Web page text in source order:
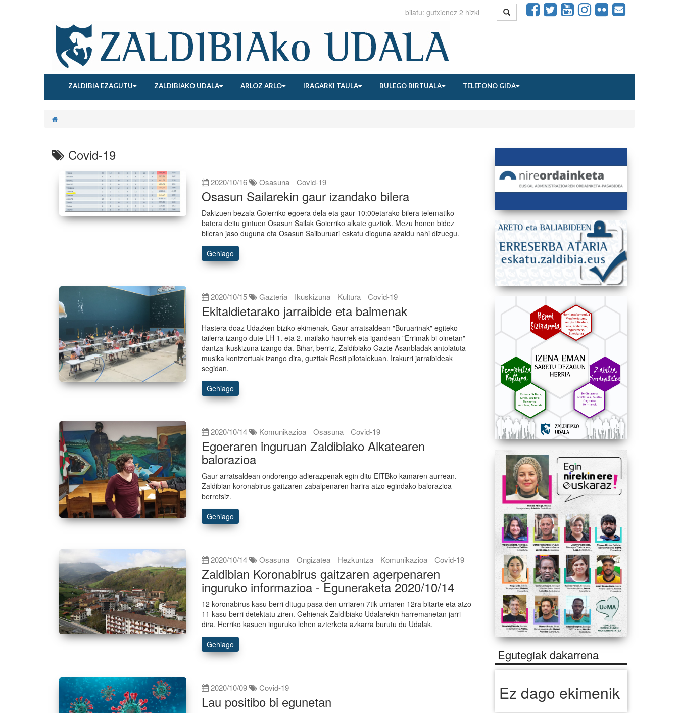
ZALDIBIA EZAGUTU ZALDIBIAKO UDALA ARLOZ ARLO IRAGARKI TAULA BULEGO BIRTUALA TELEFONO GIDA
Covid-19
2020/10/16 Osasuna Covid-19
Osasun Sailarekin gaur izandako bilera
Dakizuen bezala Goierriko egoera dela eta gaur 10:00etarako bilera telematiko
batera deitu gintuen Osasun Sailak Goierriko alkate guztiok. Mezu honen bidez
bileran jaso duguna eta Osasun Sailburuari eskatu dioguna azaldu nahi dizuegu.
Gehiago
2020/10/15 Gazteria Ikuskizuna Kultura Covid-19
Ekitaldietarako jarraibide eta baimenak
Hastera doaz Udazken biziko ekimenak. Gaur arratsaldean "Buruarinak" egiteko
tailerra izango dute LH 1. eta 2. mailako haurrek eta igandean "Errimak bi oinetan"
dantza ikuskizuna izango da. Bihar, berriz, Zaldibiako Gazte Asanbladak antolatuta
musika kontzertuak izango dira, guztiak Resti pilotalekuan. Irakurri jarraibideak
segidan.
Gehiago
2020/10/14 Komunikazioa Osasuna Covid-19
Egoeraren inguruan Zaldibiako Alkatearen
balorazioa
Gaur arratsaldean ondorengo adierazpenak egin ditu EITBko kamaren aurrean.
Zaldibian koronabirus gaitzaren zabalpenaren harira atzo egindako balorazioa
berretsiz.
Gehiago
2020/10/14 Osasuna Ongizatea Hezkuntza Komunikazioa Covid-19
Zaldibian Koronabirus gaitzaren agerpenaren
inguruko informazioa - Eguneraketa 2020/10/14
12 koronabirus kasu berri ditugu pasa den urriaren 7tik urriaren 12ra bitarte eta atzo
11 kasu berri detektatu ziren. Gehienak Zaldibiako Udalarekin harremanetan jarri
dira. Herriko kasuen inguruko lehen azterketa azkarra burutu du Udalak.
Gehiago
2020/10/09 Covid-19
Lau positibo bi egunetan
Egutegiak dakarrena
Ez dago ekimenik